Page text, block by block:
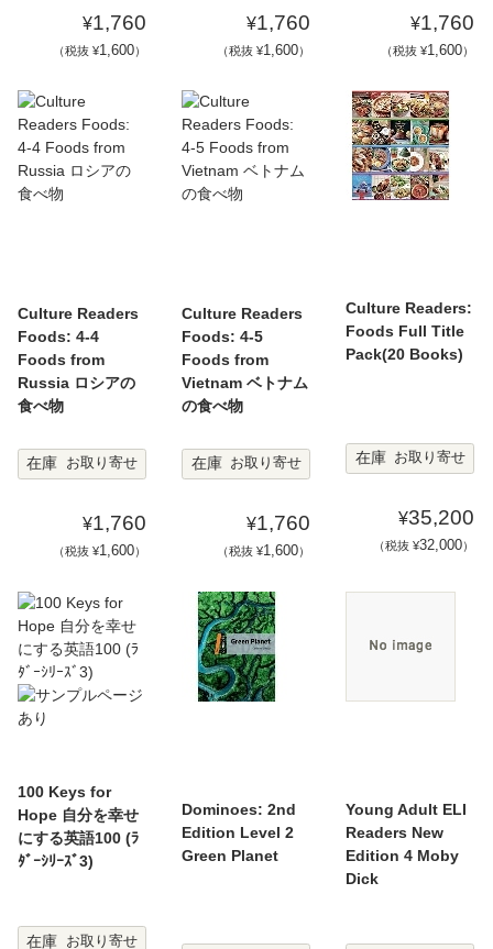
¥1,760
（税抜 ¥1,600）
¥1,760
（税抜 ¥1,600）
¥1,760
（税抜 ¥1,600）
Culture Readers
Foods: 4-4
Foods from
Russia ロシアの
食べ物
在庫 お取り寄せ
¥1,760
（税抜 ¥1,600）
Culture Readers
Foods: 4-5
Foods from
Vietnam ベトナム
の食べ物
在庫 お取り寄せ
¥1,760
（税抜 ¥1,600）
Culture Readers:
Foods Full Title
Pack(20 Books)
在庫 お取り寄せ
¥35,200
（税抜 ¥32,000）
100 Keys for
Hope 自分を幸せ
にする英語100 (ﾗ
ﾀﾞｰｼﾘｰｽﾞ3)
在庫 お取り寄せ
Dominoes: 2nd
Edition Level 2
Green Planet
Young Adult ELI
Readers New
Edition 4 Moby
Dick